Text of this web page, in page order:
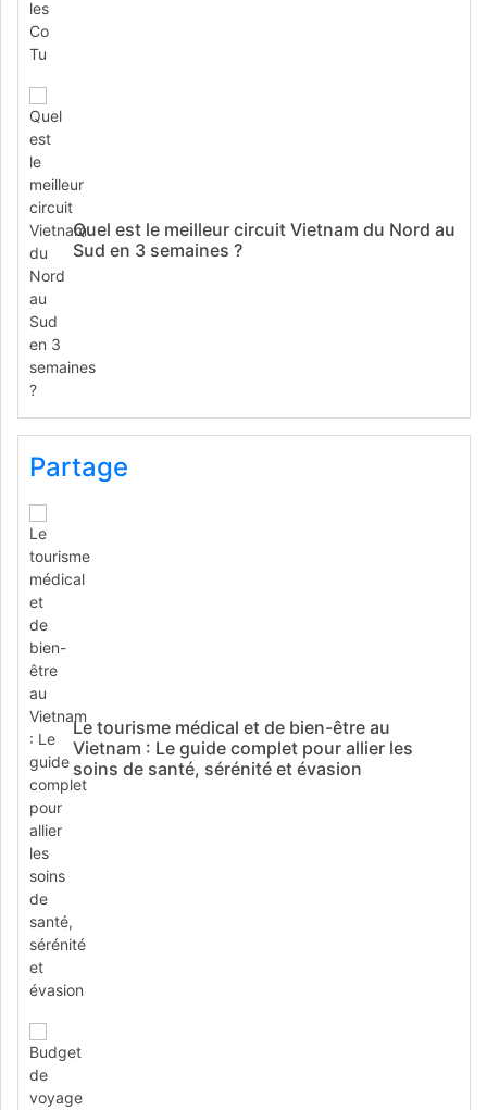
Quel est le meilleur circuit Vietnam du Nord au
Sud en 3 semaines ?
Partage
Le tourisme médical et de bien-être au
Vietnam : Le guide complet pour allier les
soins de santé, sérénité et évasion